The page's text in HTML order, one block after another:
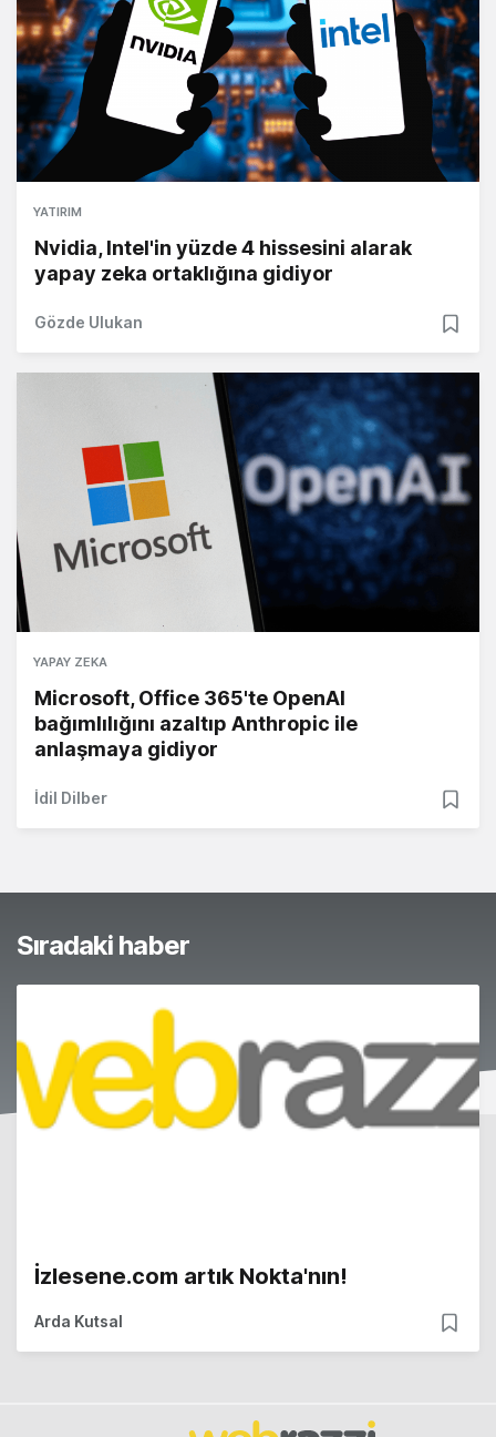
YATIRIM
Nvidia, Intel'in yüzde 4 hissesini alarak
yapay zeka ortaklığına gidiyor
Gözde Ulukan
YAPAY ZEKA
Microsoft, Office 365'te OpenAI
bağımlılığını azaltıp Anthropic ile
anlaşmaya gidiyor
İdil Dilber
Sıradaki haber
İzlesene.com artık Nokta'nın!
Arda Kutsal